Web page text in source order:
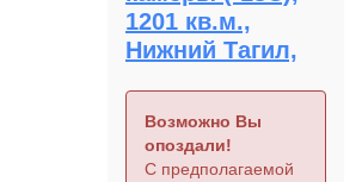
1201 кв.м.,
Нижний Тагил,
Возможно Вы
опоздали!
С предполагаемой